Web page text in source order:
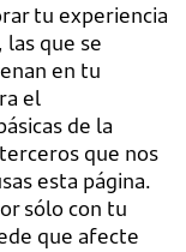
tu experiencia
las que se
en tu
el
de la
que nos
esta página.
sólo con tu
que afecte